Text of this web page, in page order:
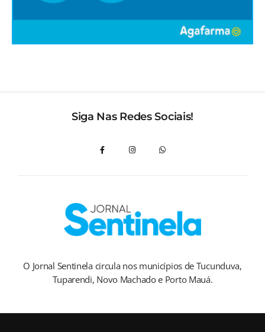
Siga Nas Redes Sociais!
O Jornal Sentinela circula nos municípios de Tucunduva,
Tuparendi, Novo Machado e Porto Mauá.